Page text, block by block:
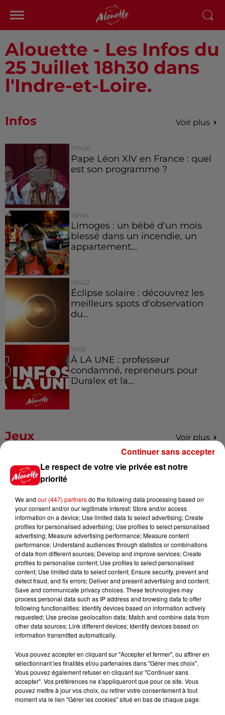
Alouette - Les Infos du
25 Juillet 18h30 dans
l'Indre-et-Loire.
Infos Voir plus
17h06
Pape Léon XIV en France : quel
est son programme ?
15h54
Limoges : un bébé d'un mois
blessé dans un incendie, un
appartement...
15h02
Éclipse solaire : découvrez les
meilleurs spots d'observation
du...
11h51
À LA UNE : professeur
condamné, repreneurs pour
Duralex et la...
Jeux Voir plus
Le Duel - Gagnez vos entrées
pour l'un des zoos de nos
Gagnez vos places pour le
Festival du Roi Arthur 2026 !
Gagnez vos entrées pour le
Musée du Sport Automobile au
Mans !
Destination Vacances - Gagnez
votre séjour en famille au cœur
de la...
Le respect de votre vie privée est notre
priorité
We and our (447) partnersdo the following data processing based on
your consent and/or our legitimate interest: Store and/or access
information on a device; Use limited data to select advertising; Create
profiles for personalised advertising; Use profiles to select personalised
advertising; Measure advertising performance; Measure content
performance; Understand audiences through statistics or combinations
of data from different sources; Develop and improve services; Create
profiles to personalise content; Use profiles to select personalised
content; Use limited data to select content; Ensure security, prevent and
detect fraud, and fix errors; Deliver and present advertising and content;
Save and communicate privacy choices. These technologies may
process personal data such as IP address and browsing data to offer
following functionalities: Identify devices based on information actively
requested; Use precise geolocation data; Match and combine data from
other data sources; Link different devices; Identify devices based on
information transmitted automatically.
Vous pouvez accepter en cliquant sur "Accepter et fermer", ou affiner en
sélectionnant les finalités et/ou partenaires dans "Gérer mes choix".
Vous pouvez également refuser en cliquant sur "Continuer sans
accepter". Vos préférences ne s'appliqueront que pour ce site. Vous
pouvez mettre à jour vos choix, ou retirer votre consentement à tout
moment via le lien "Gérer les cookies" situé en bas de chaque page.
Continuer sans accepter